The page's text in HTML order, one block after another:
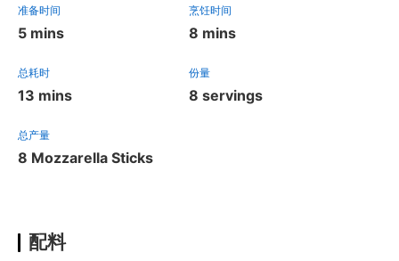
准备时间
5 mins
烹饪时间
8 mins
总耗时
13 mins
份量
8 servings
总产量
8 Mozzarella Sticks
配料